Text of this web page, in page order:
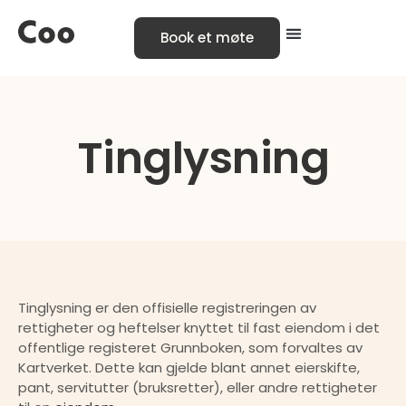
Book et møte
Tinglysning
Tinglysning er den offisielle registreringen av
rettigheter og heftelser knyttet til fast eiendom i det
offentlige registeret Grunnboken, som forvaltes av
Kartverket. Dette kan gjelde blant annet eierskifte,
pant, servitutter (bruksretter), eller andre rettigheter